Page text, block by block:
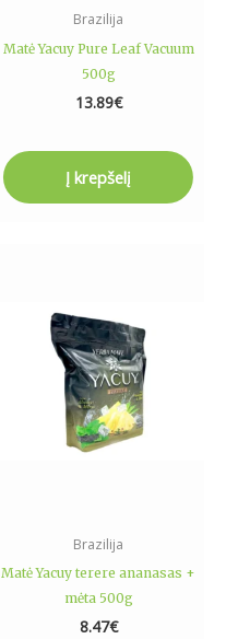
Brazilija
Matė Yacuy Pure Leaf Vacuum
500g
13.89€
Į krepšelį
Brazilija
Matė Yacuy terere ananasas +
mėta 500g
8.47€